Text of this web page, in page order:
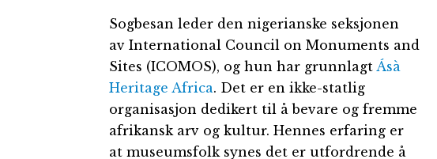
Sogbesan leder den nigerianske seksjonen
av International Council on Monuments and
Sites (ICOMOS), og hun har grunnlagt Ásà
Heritage Africa. Det er en ikke-statlig
organisasjon dedikert til å bevare og fremme
afrikansk arv og kultur. Hennes erfaring er
at museumsfolk synes det er utfordrende å